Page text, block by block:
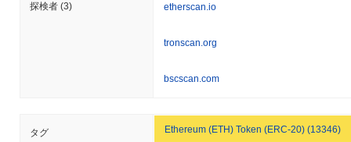
探検者 (3) etherscan.io
tronscan.org
bscscan.com
タグ Ethereum (ETH) Token (ERC-20) (13346)